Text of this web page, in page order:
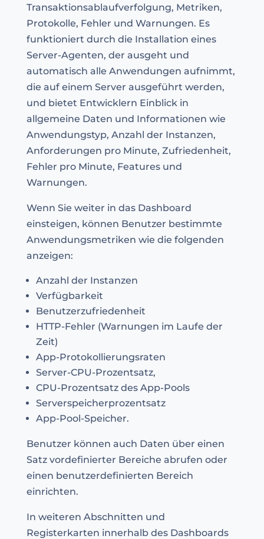
Transaktionsablaufverfolgung, Metriken,
Protokolle, Fehler und Warnungen. Es
funktioniert durch die Installation eines
Server-Agenten, der ausgeht und
automatisch alle Anwendungen aufnimmt,
die auf einem Server ausgeführt werden,
und bietet Entwicklern Einblick in
allgemeine Daten und Informationen wie
Anwendungstyp, Anzahl der Instanzen,
Anforderungen pro Minute, Zufriedenheit,
Fehler pro Minute, Features und
Warnungen.
Wenn Sie weiter in das Dashboard
einsteigen, können Benutzer bestimmte
Anwendungsmetriken wie die folgenden
anzeigen:
Anzahl der Instanzen
Verfügbarkeit
Benutzerzufriedenheit
HTTP-Fehler (Warnungen im Laufe der
Zeit)
App-Protokollierungsraten
Server-CPU-Prozentsatz,
CPU-Prozentsatz des App-Pools
Serverspeicherprozentsatz
App-Pool-Speicher.
Benutzer können auch Daten über einen
Satz vordefinierter Bereiche abrufen oder
einen benutzerdefinierten Bereich
einrichten.
In weiteren Abschnitten und
Registerkarten innerhalb des Dashboards